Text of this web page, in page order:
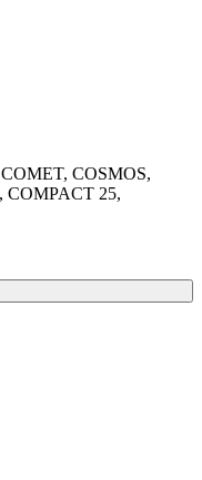
COSMOS,
COMPACT 25,